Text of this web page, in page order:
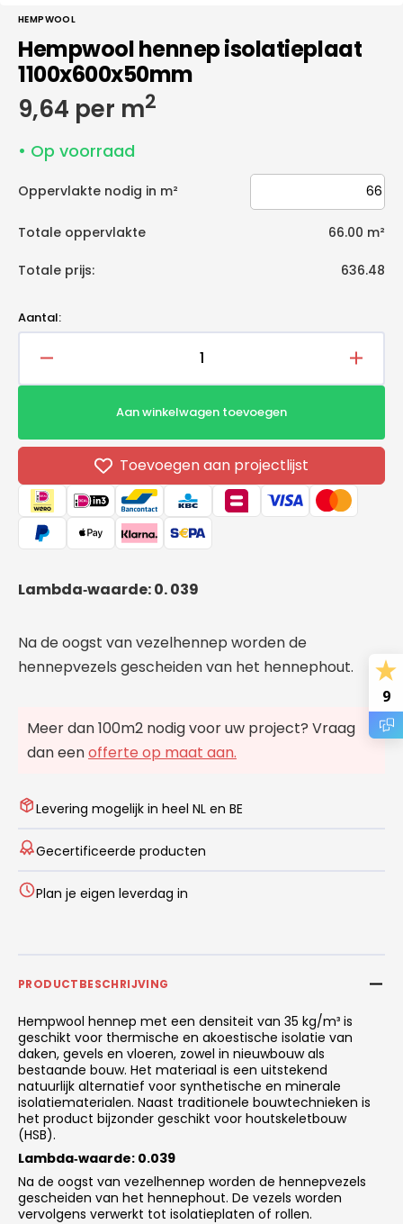
HEMPWOOL
Hempwool hennep isolatieplaat
1100x600x50mm
Normale
prijs
9,64 per m2
• Op voorraad
Oppervlakte nodig in m²
Totale oppervlakte 66.00 m²
Totale prijs: 636.48
Aantal:
verlagen
hennep
isolatieplaat
1100x600x50mm
Aantal
Aan winkelwagen toevoegen
Toevoegen aan projectlijst
Lambda‑waarde: 0. 039
Na de oogst van vezelhennep worden de
hennepvezels gescheiden van het hennephout.
Meer dan 100m2 nodig voor uw project? Vraag
dan eenofferte op maat aan.
Levering mogelijk in heel NL en BE
Gecertificeerde producten
Plan je eigen leverdag in
PRODUCTBESCHRIJVING
Hempwool hennep met een densiteit van 35 kg/m³ is
geschikt voor thermische en akoestische isolatie van
daken, gevels en vloeren, zowel in nieuwbouw als
bestaande bouw. Het materiaal is een uitstekend
natuurlijk alternatief voor synthetische en minerale
isolatiematerialen. Naast traditionele bouwtechnieken is
het product bijzonder geschikt voor houtskeletbouw
(HSB).
Lambda‑waarde: 0.039
Na de oogst van vezelhennep worden de hennepvezels
gescheiden van het hennephout. De vezels worden
vervolgens verwerkt tot isolatieplaten of rollen.
9